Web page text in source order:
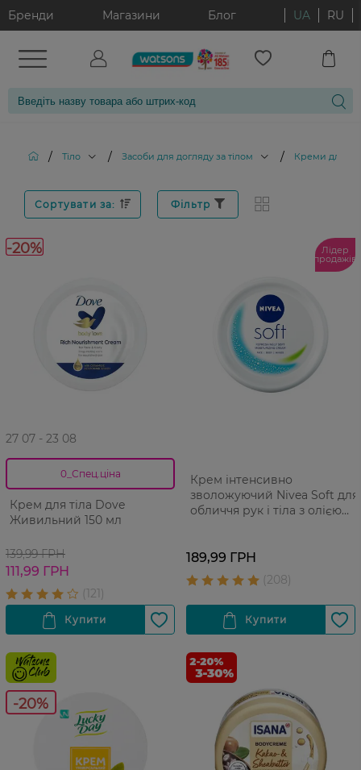
Бренди Магазини Блог UA RU
/ Тіло / Засоби для догляду за тілом / Креми для
Сортувати за: Фільтр
-20%
27 07 - 23 08
0_Спец.ціна
Крем для тіла Dove
Живильний 150 мл
139,99 ГРН
111,99 ГРН
Лідер
продажів
Крем інтенсивно
зволожуючий Nivea Soft для
обличчя рук і тіла з олією
189,99 ГРН
-20%